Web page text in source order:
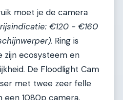
moet je de camera
€120 - €160
Ring is
zijn ecosysteem en
De Floodlight Cam
met twee zeer felle
een 1080p camera.